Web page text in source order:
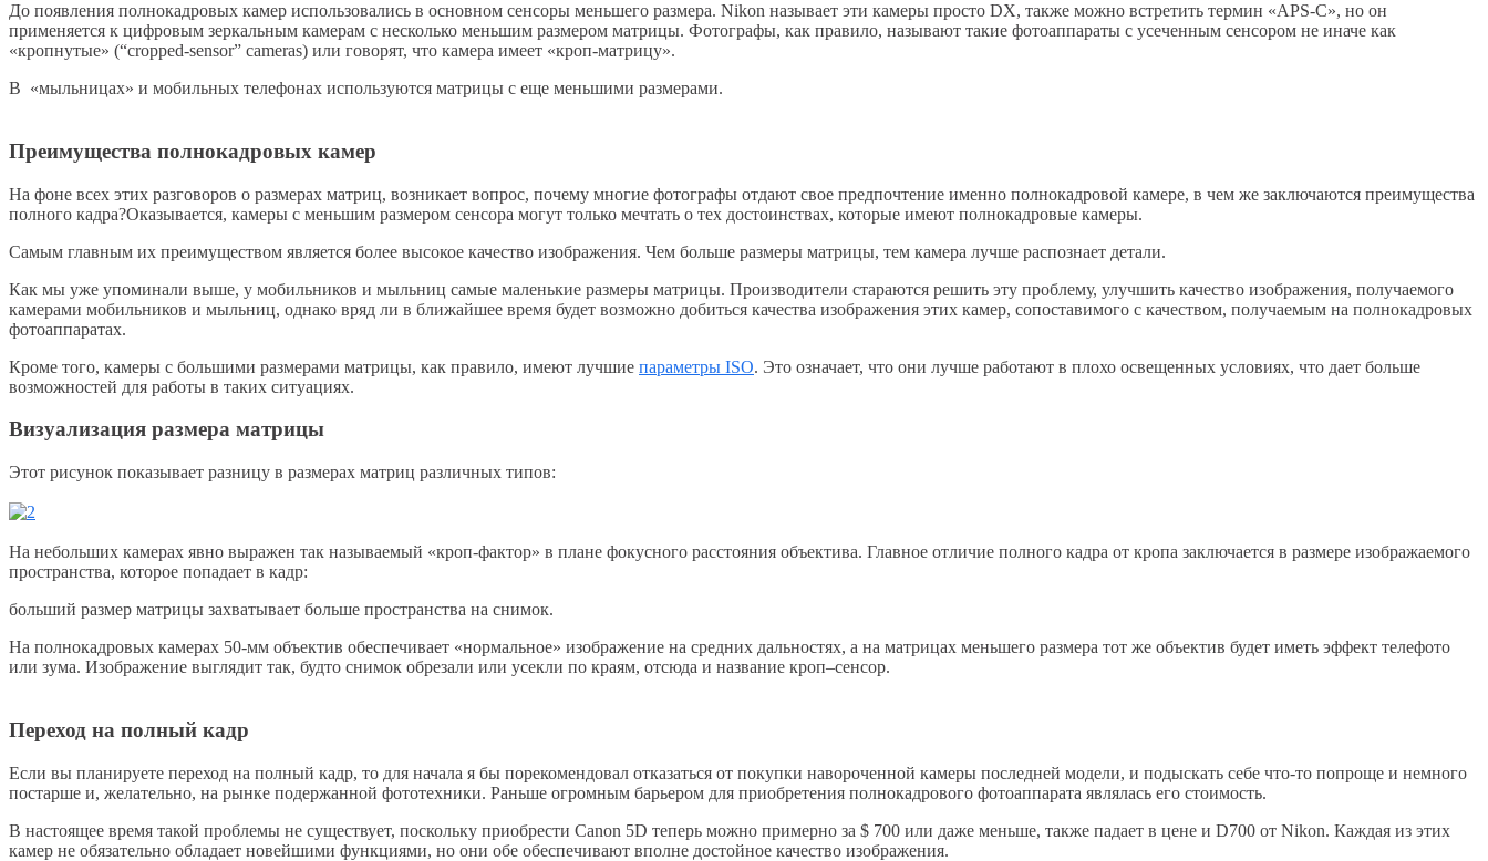
До появления полнокадровых камер использовались в основном сенсоры меньшего размера. Nikon называет эти камеры просто DX, также можно встретить термин «APS-C», но он
применяется к цифровым зеркальным камерам с несколько меньшим размером матрицы. Фотографы, как правило, называют такие фотоаппараты с усеченным сенсором не иначе как
«кропнутые» (“cropped-sensor” cameras) или говорят, что камера имеет «кроп-матрицу».
В «мыльницах» и мобильных телефонах используются матрицы с еще меньшими размерами.
Преимущества полнокадровых камер
На фоне всех этих разговоров о размерах матриц, возникает вопрос, почему многие фотографы отдают свое предпочтение именно полнокадровой камере, в чем же заключаются преимущества
полного кадра?Оказывается, камеры с меньшим размером сенсора могут только мечтать о тех достоинствах, которые имеют полнокадровые камеры.
Самым главным их преимуществом является более высокое качество изображения. Чем больше размеры матрицы, тем камера лучше распознает детали.
Как мы уже упоминали выше, у мобильников и мыльниц самые маленькие размеры матрицы. Производители стараются решить эту проблему, улучшить качество изображения, получаемого
камерами мобильников и мыльниц, однако вряд ли в ближайшее время будет возможно добиться качества изображения этих камер, сопоставимого с качеством, получаемым на полнокадровых
фотоаппаратах.
Кроме того, камеры с большими размерами матрицы, как правило, имеют лучшие параметры ISO. Это означает, что они лучше работают в плохо освещенных условиях, что дает больше
возможностей для работы в таких ситуациях.
Визуализация размера матрицы
Этот рисунок показывает разницу в размерах матриц различных типов:
На небольших камерах явно выражен так называемый «кроп-фактор» в плане фокусного расстояния объектива. Главное отличие полного кадра от кропа заключается в размере изображаемого
пространства, которое попадает в кадр:
больший размер матрицы захватывает больше пространства на снимок.
На полнокадровых камерах 50-мм объектив обеспечивает «нормальное» изображение на средних дальностях, а на матрицах меньшего размера тот же объектив будет иметь эффект телефото
или зума. Изображение выглядит так, будто снимок обрезали или усекли по краям, отсюда и название кроп–сенсор.
Переход на полный кадр
Если вы планируете переход на полный кадр, то для начала я бы порекомендовал отказаться от покупки навороченной камеры последней модели, и подыскать себе что-то попроще и немного
постарше и, желательно, на рынке подержанной фототехники. Раньше огромным барьером для приобретения полнокадрового фотоаппарата являлась его стоимость.
В настоящее время такой проблемы не существует, поскольку приобрести Canon 5D теперь можно примерно за $ 700 или даже меньше, также падает в цене и D700 от Nikon. Каждая из этих
камер не обязательно обладает новейшими функциями, но они обе обеспечивают вполне достойное качество изображения.